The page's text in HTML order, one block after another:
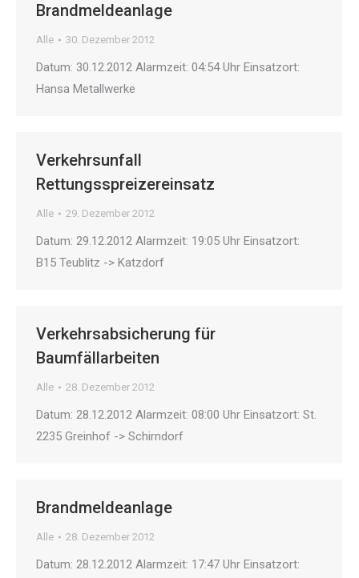
Brandmeldeanlage
Alle 30. Dezember 2012
Datum: 30.12.2012 Alarmzeit: 04:54 Uhr Einsatzort:
Hansa Metallwerke
Verkehrsunfall
Rettungsspreizereinsatz
Alle 29. Dezember 2012
Datum: 29.12.2012 Alarmzeit: 19:05 Uhr Einsatzort:
B15 Teublitz -> Katzdorf
Verkehrsabsicherung für
Baumfällarbeiten
Alle 28. Dezember 2012
Datum: 28.12.2012 Alarmzeit: 08:00 Uhr Einsatzort: St.
2235 Greinhof -> Schirndorf
Brandmeldeanlage
Alle 28. Dezember 2012
Datum: 28.12.2012 Alarmzeit: 17:47 Uhr Einsatzort: